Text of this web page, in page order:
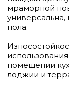
мраморной
универсальна,
пола.
помещении
лоджии и